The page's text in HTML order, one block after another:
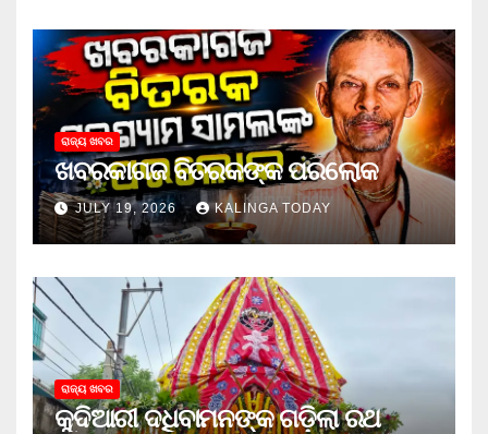
ରାଜ୍ୟ ଖବର
ଖବରକାଗଜ ବିତରକଙ୍କ ପରଲୋକ
JULY 19, 2026 KALINGA TODAY
ରାଜ୍ୟ ଖବର
କୁଦିଆରୀ ଦଧିବାମନଙ୍କ ଗଡ଼ିଲା ରଥ